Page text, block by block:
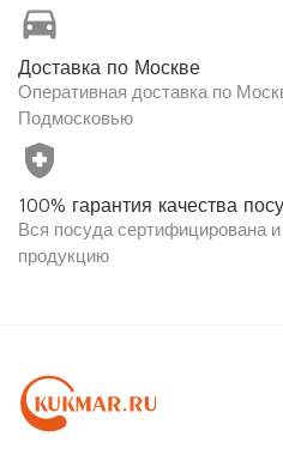
directions_car
Доставка по Москве
Оперативная доставка по
Подмосковью
health_and_safety
100% гарантия качества
Вся посуда сертифицирована
продукцию